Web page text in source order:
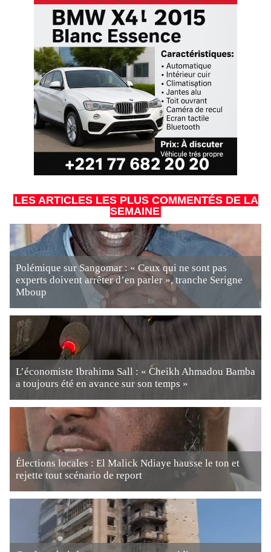
LES ARTICLES LES PLUS COMMENTÉS DE LA
SEMAINE
Polémique sur Sangomar : « Ceux qui ne sont pas
experts doivent arrêter d’en parler », tranche Serigne
Mboup
L’économiste Ibrahima Sall : « Cheikh Ahmadou Bamba
a toujours été en avance sur son temps »
Élections locales : El Malick Ndiaye hausse le ton et
rejette tout scénario de report